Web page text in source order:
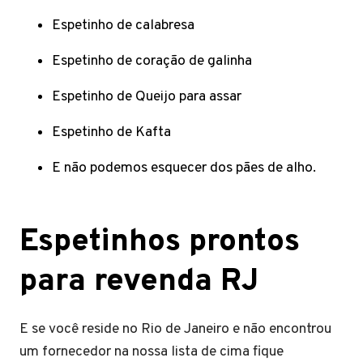
Espetinho de calabresa
Espetinho de coração de galinha
Espetinho de Queijo para assar
Espetinho de Kafta
E não podemos esquecer dos pães de alho.
Espetinhos prontos
para revenda RJ
E se você reside no Rio de Janeiro e não encontrou
um fornecedor na nossa lista de cima fique